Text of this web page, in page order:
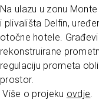
Na ulazu u zonu
i plivališta Delfin,
otočne hotele.
rekonstruirane
regulaciju prometa
prostor.
Više o projeku ovdje